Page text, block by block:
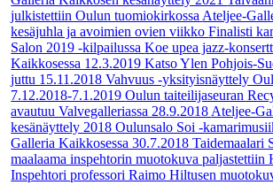
julkistettiin Oulun tuomiokirkossa Ateljee-
kesäjuhla ja avoimien ovien viikkoFinalisti
Salon 2019 -kilpailussaKoe upea jazz-
Kaikkosessa 12.3.2019Katso Ylen Pohjois-
juttu 15.11.2018Vahvuus -yksityisnäyttely
7.12.2018-7.1.2019Oulun taiteilijaseuran
avautuu Valvegalleriassa 28.9.2018 Ateljee-
kesänäyttely 2018Oulunsalo Soi -
Galleria Kaikkosessa 30.7.2018Taidemaalari
maalaama inspehtorin muotokuva paljastettiin
Inspehtori professori Raimo Hiltusen